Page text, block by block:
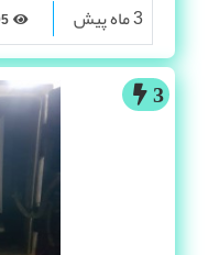
3 ماه پیش
3